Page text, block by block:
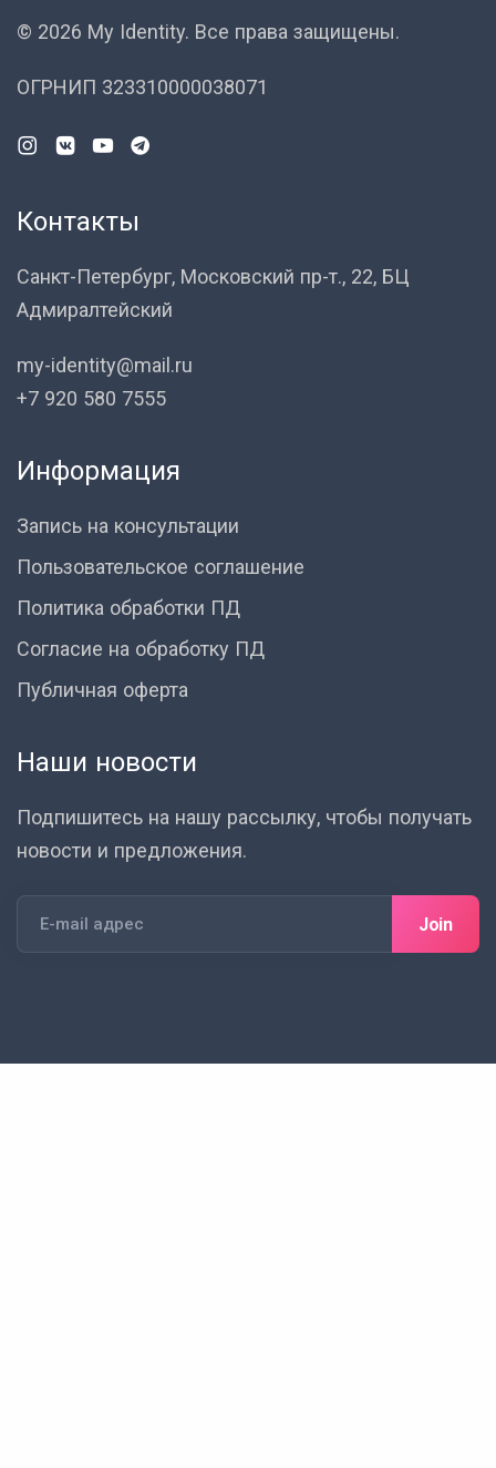
© 2026 My Identity. Все права защищены.
ОГРНИП 323310000038071
Контакты
Санкт-Петербург, Московский пр-т., 22, БЦ
Адмиралтейский
my-identity@mail.ru
+7 920 580 7555
Информация
Запись на консультации
Пользовательское соглашение
Политика обработки ПД
Согласие на обработку ПД
Публичная оферта
Наши новости
Подпишитесь на нашу рассылку, чтобы получать
новости и предложения.
Join